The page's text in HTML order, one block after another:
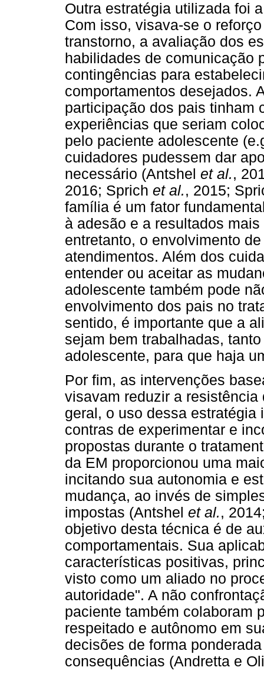
Outra estratégia utilizada foi
Com isso, visava-se o
transtorno, a avaliação dos
habilidades de comunicação
contingências para
comportamentos desejados.
participação dos pais tinham
experiências que seriam
pelo paciente adolescente
cuidadores pudessem dar
necessário (Antshel et al.,
2016; Sprich et al., 2015;
família é um fator
à adesão e a resultados
entretanto, o envolvimento
atendimentos. Além dos
entender ou aceitar as
adolescente também pode
envolvimento dos pais no
sentido, é importante que a
sejam bem trabalhadas,
adolescente, para que haja
Por fim, as intervenções
visavam reduzir a
geral, o uso dessa
contras de experimentar e
propostas durante o
da EM proporcionou uma
incitando sua autonomia e
mudança, ao invés de
impostas (Antshel et al.,
objetivo desta técnica é de
comportamentais. Sua
características positivas,
visto como um aliado no
autoridade". A não
paciente também colaboram
respeitado e autônomo em
decisões de forma
consequências (Andretta e